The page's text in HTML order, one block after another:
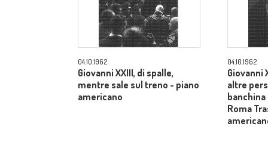
04.10.1962
Giovanni XXIII, di spalle,
mentre sale sul treno - piano
americano
04.10.1962
Giovanni
altre
Roma